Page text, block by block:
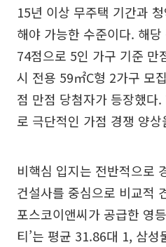
15년 이상 무주택 기간과
해야 가능한 수준이다. 해
74점으로 5인 가구 기준 만
시 전용 59㎡C형 2가구 모
점 만점 당첨자가 등장했다
로 극단적인 가점 경쟁 양
비핵심 입지는 전반적으로
건설사를 중심으로 비교적
포스코이앤씨가 공급한 영
티’는 평균 31.86대 1, 삼성